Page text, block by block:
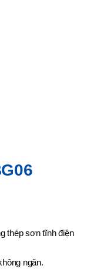
thép sơn tĩnh điện
ngăn.